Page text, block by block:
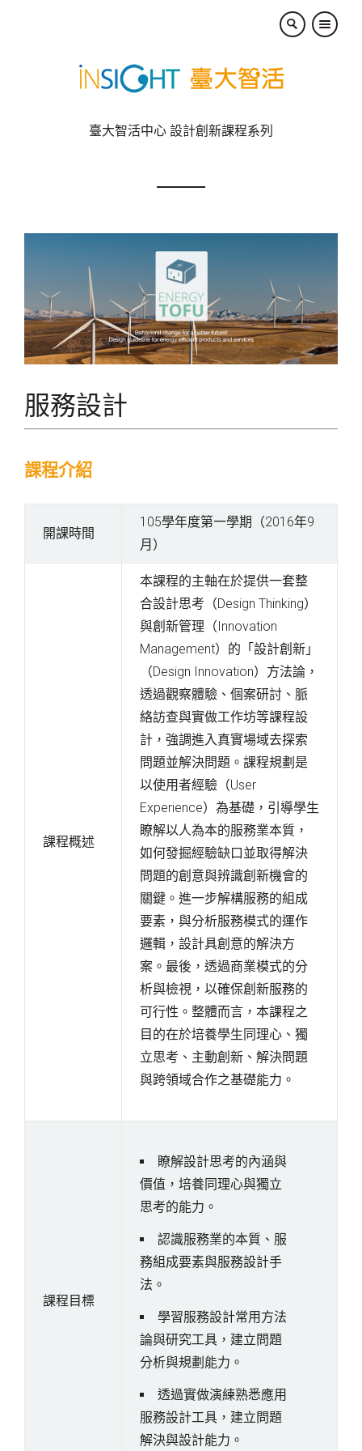
×
臺大智活中心 設計創新課程系列
服務設計
課程介紹
開課時間
105學年度第一學期（2016年9
月）
課程概述
本課程的主軸在於提供一套整
合設計思考（Design Thinking）
與創新管理（Innovation
Management）的「設計創新」
（Design Innovation）方法論，
透過觀察體驗、個案研討、脈
絡訪查與實做工作坊等課程設
計，強調進入真實場域去探索
問題並解決問題。課程規劃是
以使用者經驗（User
Experience）為基礎，引導學生
瞭解以人為本的服務業本質，
如何發掘經驗缺口並取得解決
問題的創意與辨識創新機會的
關鍵。進一步解構服務的組成
要素，與分析服務模式的運作
邏輯，設計具創意的解決方
案。最後，透過商業模式的分
析與檢視，以確保創新服務的
可行性。整體而言，本課程之
目的在於培養學生同理心、獨
立思考、主動創新、解決問題
與跨領域合作之基礎能力。
課程目標
瞭解設計思考的內涵與
價值，培養同理心與獨立
思考的能力。
認識服務業的本質、服
務組成要素與服務設計手
法。
學習服務設計常用方法
論與研究工具，建立問題
分析與規劃能力。
透過實做演練熟悉應用
服務設計工具，建立問題
解決與設計能力。